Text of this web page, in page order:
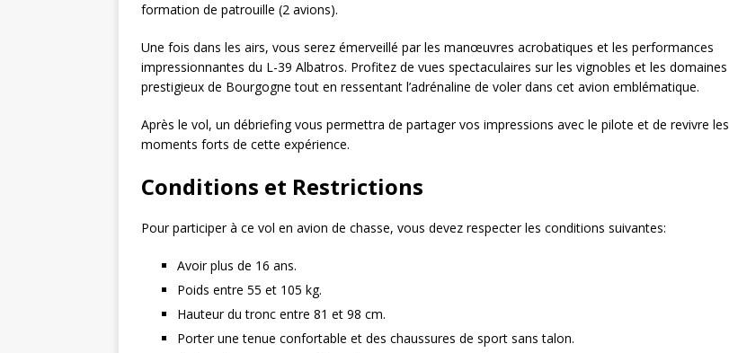
formation de patrouille (2 avions).
Une fois dans les airs, vous serez émerveillé par les manœuvres acrobatiques et les performances
impressionnantes du L-39 Albatros. Profitez de vues spectaculaires sur les vignobles et les domaines
prestigieux de Bourgogne tout en ressentant l’adrénaline de voler dans cet avion emblématique.
Après le vol, un débriefing vous permettra de partager vos impressions avec le pilote et de revivre les
moments forts de cette expérience.
Conditions et Restrictions
Pour participer à ce vol en avion de chasse, vous devez respecter les conditions suivantes:
Avoir plus de 16 ans.
Poids entre 55 et 105 kg.
Hauteur du tronc entre 81 et 98 cm.
Porter une tenue confortable et des chaussures de sport sans talon.